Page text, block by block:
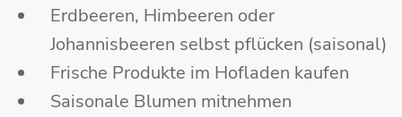
Erdbeeren, Himbeeren oder
Johannisbeeren selbst pflücken (saisonal)
Frische Produkte im Hofladen kaufen
Saisonale Blumen mitnehmen